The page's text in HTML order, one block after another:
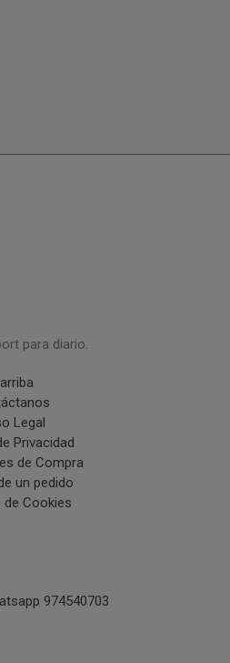
para diario.
Legal
Privacidad
de Compra
un pedido
de Cookies
974540703